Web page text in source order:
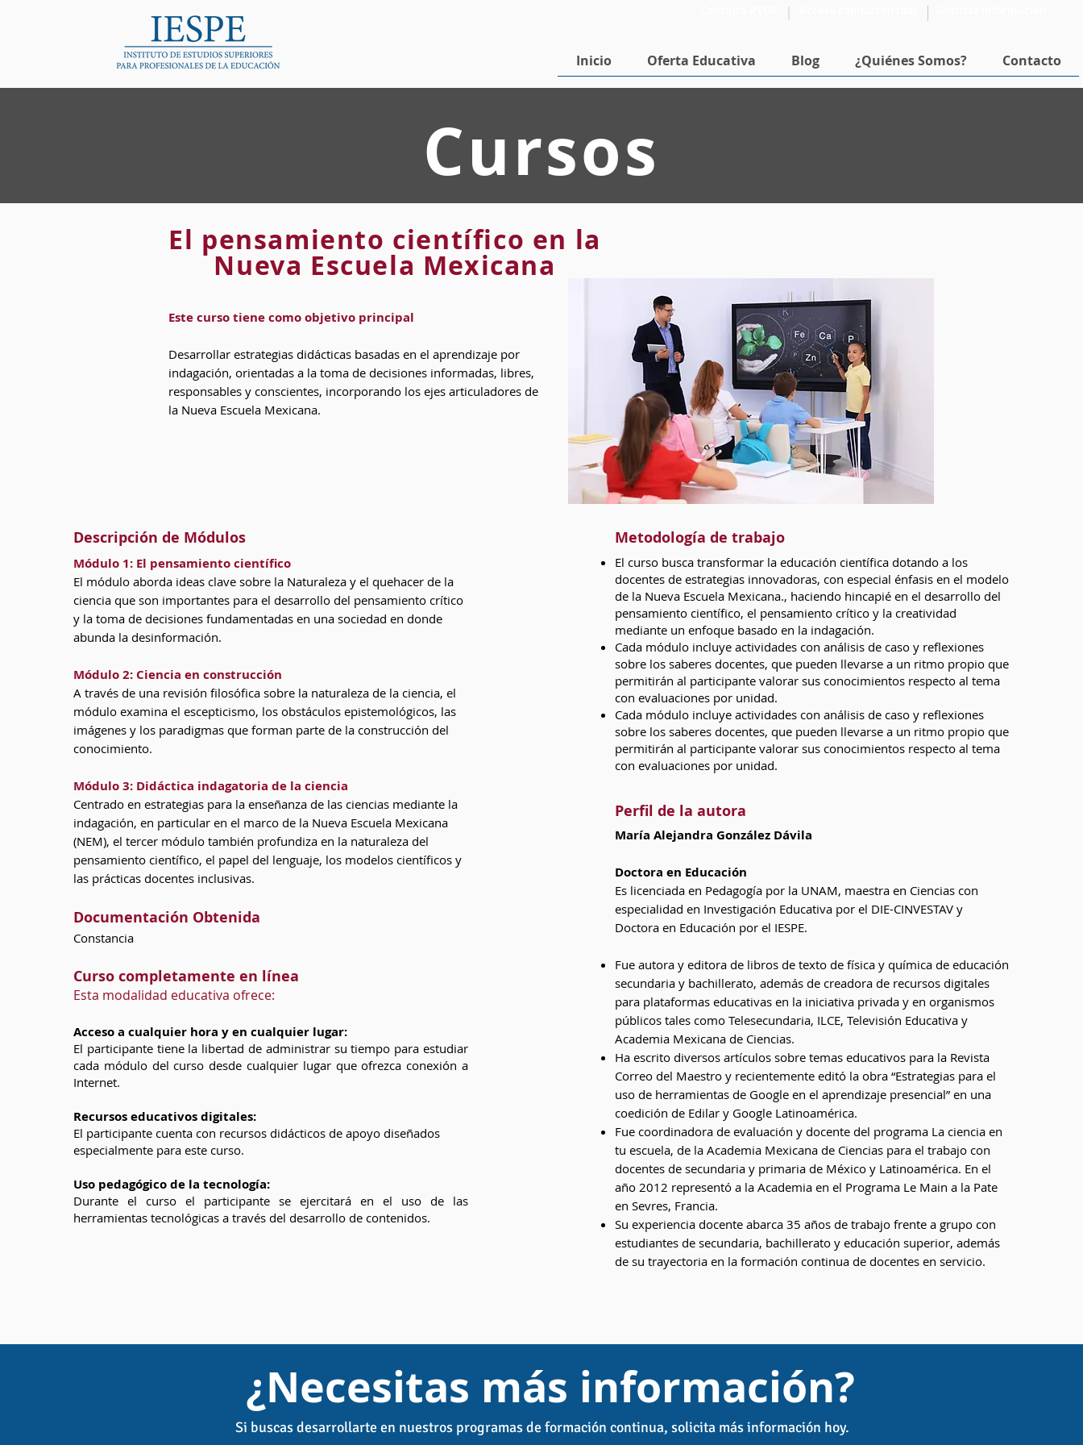
Inicio Oferta Educativa Blog ¿Quiénes Somos? Contacto
Cursos
El pensamiento científico en la
Nueva Escuela Mexicana
Este curso tiene como objetivo principal
Desarrollar estrategias didácticas basadas en el aprendizaje por
indagación, orientadas a la toma de decisiones informadas, libres,
responsables y conscientes, incorporando los ejes articuladores de
la Nueva Escuela Mexicana.
Descripción de Módulos
Módulo 1: El pensamiento científico
El módulo aborda ideas clave sobre la Naturaleza y el quehacer de la
ciencia que son importantes para el desarrollo del pensamiento crítico
y la toma de decisiones fundamentadas en una sociedad en donde
abunda la desinformación.
Módulo 2: Ciencia en construcción
A través de una revisión filosófica sobre la naturaleza de la ciencia, el
módulo examina el escepticismo, los obstáculos epistemológicos, las
imágenes y los paradigmas que forman parte de la construcción del
conocimiento.
Módulo 3: Didáctica indagatoria de la ciencia
Centrado en estrategias para la enseñanza de las ciencias mediante la
indagación, en particular en el marco de la Nueva Escuela Mexicana
(NEM), el tercer módulo también profundiza en la naturaleza del
pensamiento científico, el papel del lenguaje, los modelos científicos y
las prácticas docentes inclusivas.
Documentación Obtenida
Constancia
Curso completamente en línea
Esta modalidad educativa ofrece:
Acceso a cualquier hora y en cualquier lugar:
El participante tiene la libertad de administrar su tiempo para estudiar
cada módulo del curso desde cualquier lugar que ofrezca conexión a
Internet.
Recursos educativos digitales:
El participante cuenta con recursos didácticos de apoyo diseñados
especialmente para este curso.
Uso pedagógico de la tecnología:
Durante el curso el participante se ejercitará en el uso de las
herramientas tecnológicas a través del desarrollo de contenidos.
Metodología de trabajo
El curso busca transformar la educación científica dotando a los
docentes de estrategias innovadoras, con especial énfasis en el modelo
de la Nueva Escuela Mexicana., haciendo hincapié en el desarrollo del
pensamiento científico, el pensamiento crítico y la creatividad
mediante un enfoque basado en la indagación.
Cada módulo incluye actividades con análisis de caso y reflexiones
sobre los saberes docentes, que pueden llevarse a un ritmo propio que
permitirán al participante valorar sus conocimientos respecto al tema
con evaluaciones por unidad.
Cada módulo incluye actividades con análisis de caso y reflexiones
sobre los saberes docentes, que pueden llevarse a un ritmo propio que
permitirán al participante valorar sus conocimientos respecto al tema
con evaluaciones por unidad.
Perfil de la autora
María Alejandra González Dávila
Doctora en Educación
​Es licenciada en Pedagogía por la UNAM, maestra en Ciencias con
especialidad en Investigación Educativa por el DIE-CINVESTAV y
Doctora en Educación por el IESPE.
Fue autora y editora de libros de texto de física y química de educación
secundaria y bachillerato, además de creadora de recursos digitales
para plataformas educativas en la iniciativa privada y en organismos
públicos tales como Telesecundaria, ILCE, Televisión Educativa y
Academia Mexicana de Ciencias.
Ha escrito diversos artículos sobre temas educativos para la Revista
Correo del Maestro y recientemente editó la obra “Estrategias para el
uso de herramientas de Google en el aprendizaje presencial” en una
coedición de Edilar y Google Latinoamérica.
Fue coordinadora de evaluación y docente del programa La ciencia en
tu escuela, de la Academia Mexicana de Ciencias para el trabajo con
docentes de secundaria y primaria de México y Latinoamérica. En el
año 2012 representó a la Academia en el Programa Le Main a la Pate
en Sevres, Francia.
Su experiencia docente abarca 35 años de trabajo frente a grupo con
estudiantes de secundaria, bachillerato y educación superior, además
de su trayectoria en la formación continua de docentes en servicio.
¿Necesitas más información?
Si buscas desarrollarte en nuestros programas de formación continua, solicita más información hoy.